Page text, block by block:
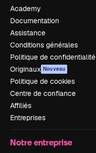
Academy
Documentation
Assistance
Conditions générales
Politique de confidentialité
Originaux Nouveau
Politique de cookies
Centre de confiance
Affiliés
Entreprises
Notre entreprise